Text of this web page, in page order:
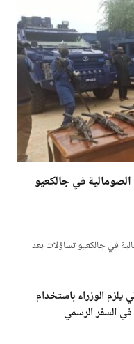
في جالكعيو
في جالكعيو تساؤلات بعد
يلزم الوزراء باستخدام
السفر الرسمي